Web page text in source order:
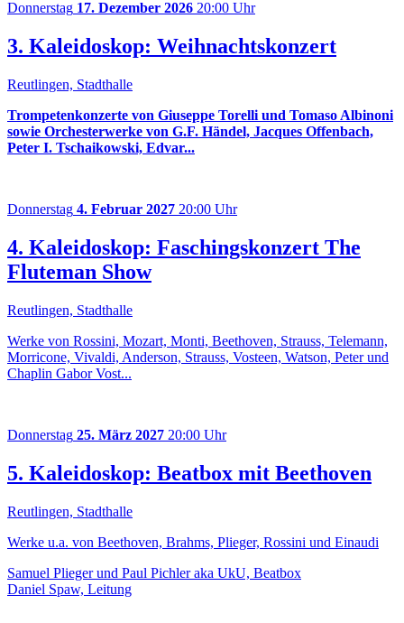
Donnerstag 17. Dezember 2026 20:00 Uhr
3. Kaleidoskop: Weihnachtskonzert
Reutlingen, Stadthalle
Trompetenkonzerte von Giuseppe Torelli und Tomaso Albinoni
sowie Orchesterwerke von G.F. Händel, Jacques Offenbach,
Peter I. Tschaikowski, Edvar...
Donnerstag 4. Februar 2027 20:00 Uhr
4. Kaleidoskop: Faschingskonzert The
Fluteman Show
Reutlingen, Stadthalle
Werke von Rossini, Mozart, Monti, Beethoven, Strauss, Telemann,
Morricone, Vivaldi, Anderson, Strauss, Vosteen, Watson, Peter und
Chaplin Gabor Vost...
Donnerstag 25. März 2027 20:00 Uhr
5. Kaleidoskop: Beatbox mit Beethoven
Reutlingen, Stadthalle
Werke u.a. von Beethoven, Brahms, Plieger, Rossini und Einaudi
Samuel Plieger und Paul Pichler aka UkU, Beatbox
Daniel Spaw, Leitung